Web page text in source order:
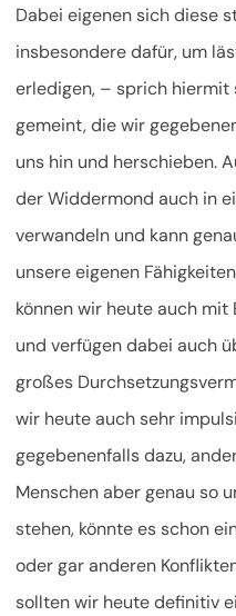
Dabei eigenen sich diese
insbesondere dafür, um
erledigen, – sprich hiermit
gemeint, die wir
uns hin und herschieben.
der Widdermond auch in
verwandeln und kann
unsere eigenen
können wir heute auch mit
und verfügen dabei auch
großes
wir heute auch sehr
gegebenenfalls dazu,
Menschen aber genau so
stehen, könnte es schon
oder gar anderen
sollten wir heute definitiv